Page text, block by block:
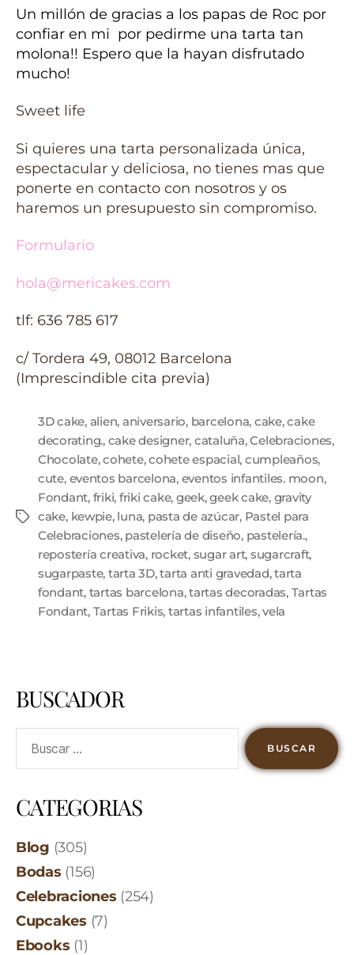
Un millón de gracias a los papas de Roc por
confiar en mi por pedirme una tarta tan
molona!! Espero que la hayan disfrutado
mucho!
Sweet life
Si quieres una tarta personalizada única,
espectacular y deliciosa, no tienes mas que
ponerte en contacto con nosotros y os
haremos un presupuesto sin compromiso.
Formulario
hola@mericakes.com
tlf: 636 785 617
c/ Tordera 49, 08012 Barcelona
(Imprescindible cita previa)
3D cake, alien, aniversario, barcelona, cake,cake
decorating., cake designer, cataluña,Celebraciones,
Chocolate,cohete,cohete espacial, cumpleaños,
cute, eventos barcelona, eventos infantiles. moon,
Fondant, friki, friki cake, geek,geek cake, gravity
cake, kewpie, luna, pasta de azúcar, Pastel para
Celebraciones, pastelería de diseño, pastelería.,
repostería creativa, rocket, sugar art, sugarcraft,
sugarpaste, tarta 3D,tarta anti gravedad,tarta
fondant, tartas barcelona,tartas decoradas, Tartas
Fondant, Tartas Frikis, tartas infantiles,vela
BUSCADOR
CATEGORIAS
Blog (305)
Bodas (156)
Celebraciones (254)
Cupcakes (7)
Ebooks (1)